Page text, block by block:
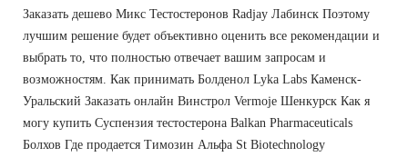
Заказать дешево Микс Тестостеронов Radjay Лабинск Поэтому
лучшим решение будет объективно оценить все рекомендации и
выбрать то, что полностью отвечает вашим запросам и
возможностям. Как принимать Болденол Lyka Labs Каменск-
Уральский Заказать онлайн Винстрол Vermoje Шенкурск Как я
могу купить Суспензия тестостерона Balkan Pharmaceuticals
Болхов Где продается Tимозин Альфа St Biotechnology